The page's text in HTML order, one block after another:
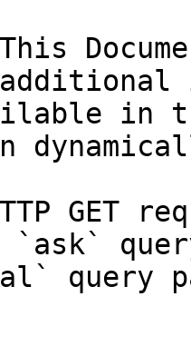
in
GET
`ask`
query